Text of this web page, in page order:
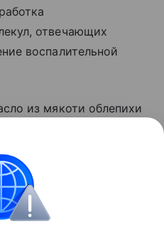
отвечающих
воспалительной
из мякоти облепихи
печени.